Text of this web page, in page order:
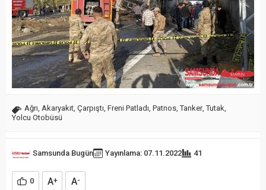
Ağrı, Akaryakıt, Çarpıştı, Freni Patladı, Patnos,Tanker,Tutak,
Yolcu Otobüsü
Samsunda Bugün Yayınlama: 07.11.2022 41
0 A+ A-